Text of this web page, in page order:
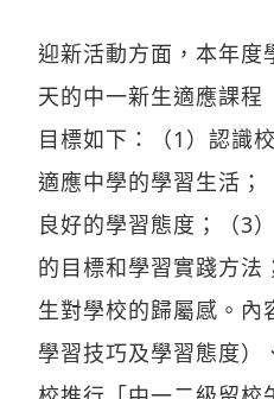
迎新活動方面，本年度
天的中一新生適應課程
目標如下：（1）認識
適應中學的學習生活；
良好的學習態度；（3
的目標和學習實踐方法
生對學校的歸屬感。內
學習技巧及學習態度）